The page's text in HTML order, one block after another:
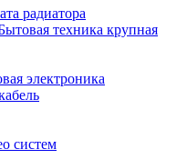
радиатора
техника крупная
электроника
систем